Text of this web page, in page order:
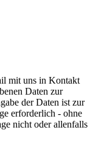
mit uns in Kontakt
Daten zur
der Daten ist zur
erforderlich - ohne
nicht oder allenfalls